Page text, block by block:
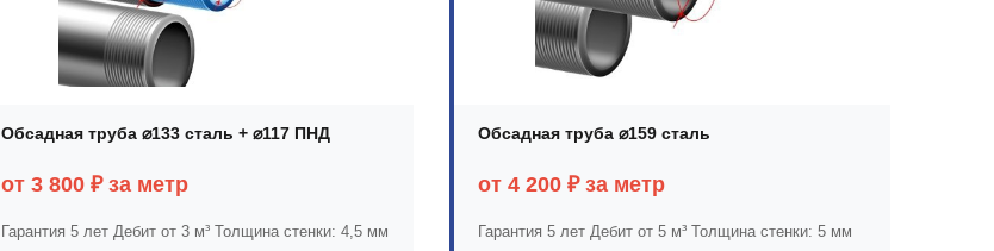
Обсадная труба ⌀133 сталь + ⌀117 ПНД
от 3 800 ₽ за метр
Гарантия 5 лет Дебит от 3 м³ Толщина стенки: 4,5 мм
Обсадная труба ⌀159 сталь
от 4 200 ₽ за метр
Гарантия 5 лет Дебит от 5 м³ Толщина стенки: 5 мм